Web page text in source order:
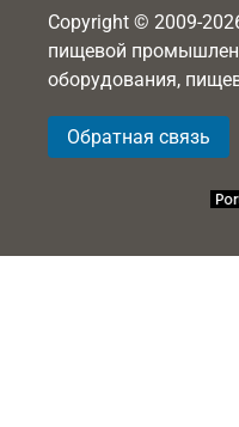
Copyright © 2009-
пищевой
оборудования,
Обратная связь